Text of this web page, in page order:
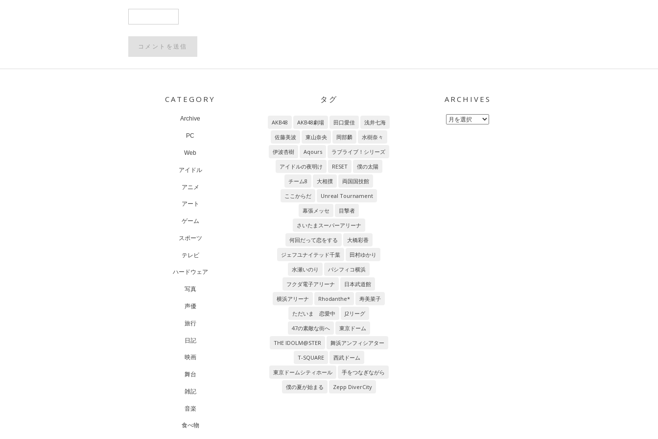
CATEGORY
Archive
PC
Web
アイドル
アニメ
アート
ゲーム
スポーツ
テレビ
ハードウェア
写真
声優
旅行
日記
映画
舞台
雑記
音楽
食べ物
タグ
AKB48 AKB48劇場 田口愛佳
浅井七海
佐藤美波
東山奈央 岡部麟
水樹奈々
伊波杏樹
Aqours
ラブライブ！シリーズ
アイドルの夜明け
RESET
僕の太陽
チーム8
大相撲
両国国技館
ここからだ
Unreal Tournament
幕張メッセ
目撃者
さいたまスーパーアリーナ
何回だって恋をする
大橋彩香
ジェフユナイテッド千葉
田村ゆかり
水瀬いのり
パシフィコ横浜
フクダ電子アリーナ
日本武道館
横浜アリーナ
Rhodanthe*
寿美菜子
ただいま 恋愛中
J2リーグ
47の素敵な街へ
東京ドーム
THE IDOLM@STER
舞浜アンフィシアター
T-SQUARE
西武ドーム
東京ドームシティホール
手をつなぎながら
僕の夏が始まる
Zepp DiverCity
ARCHIVES
Archives